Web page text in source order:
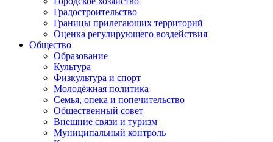
Градостроительство
Границы прилегающих территорий
Оценка регулирующего воздействия
Общество
Образование
Культура
Физкультура и спорт
Молодёжная политика
Семья, опека и попечительство
Общественный совет
Внешние связи и туризм
Муниципальный контроль